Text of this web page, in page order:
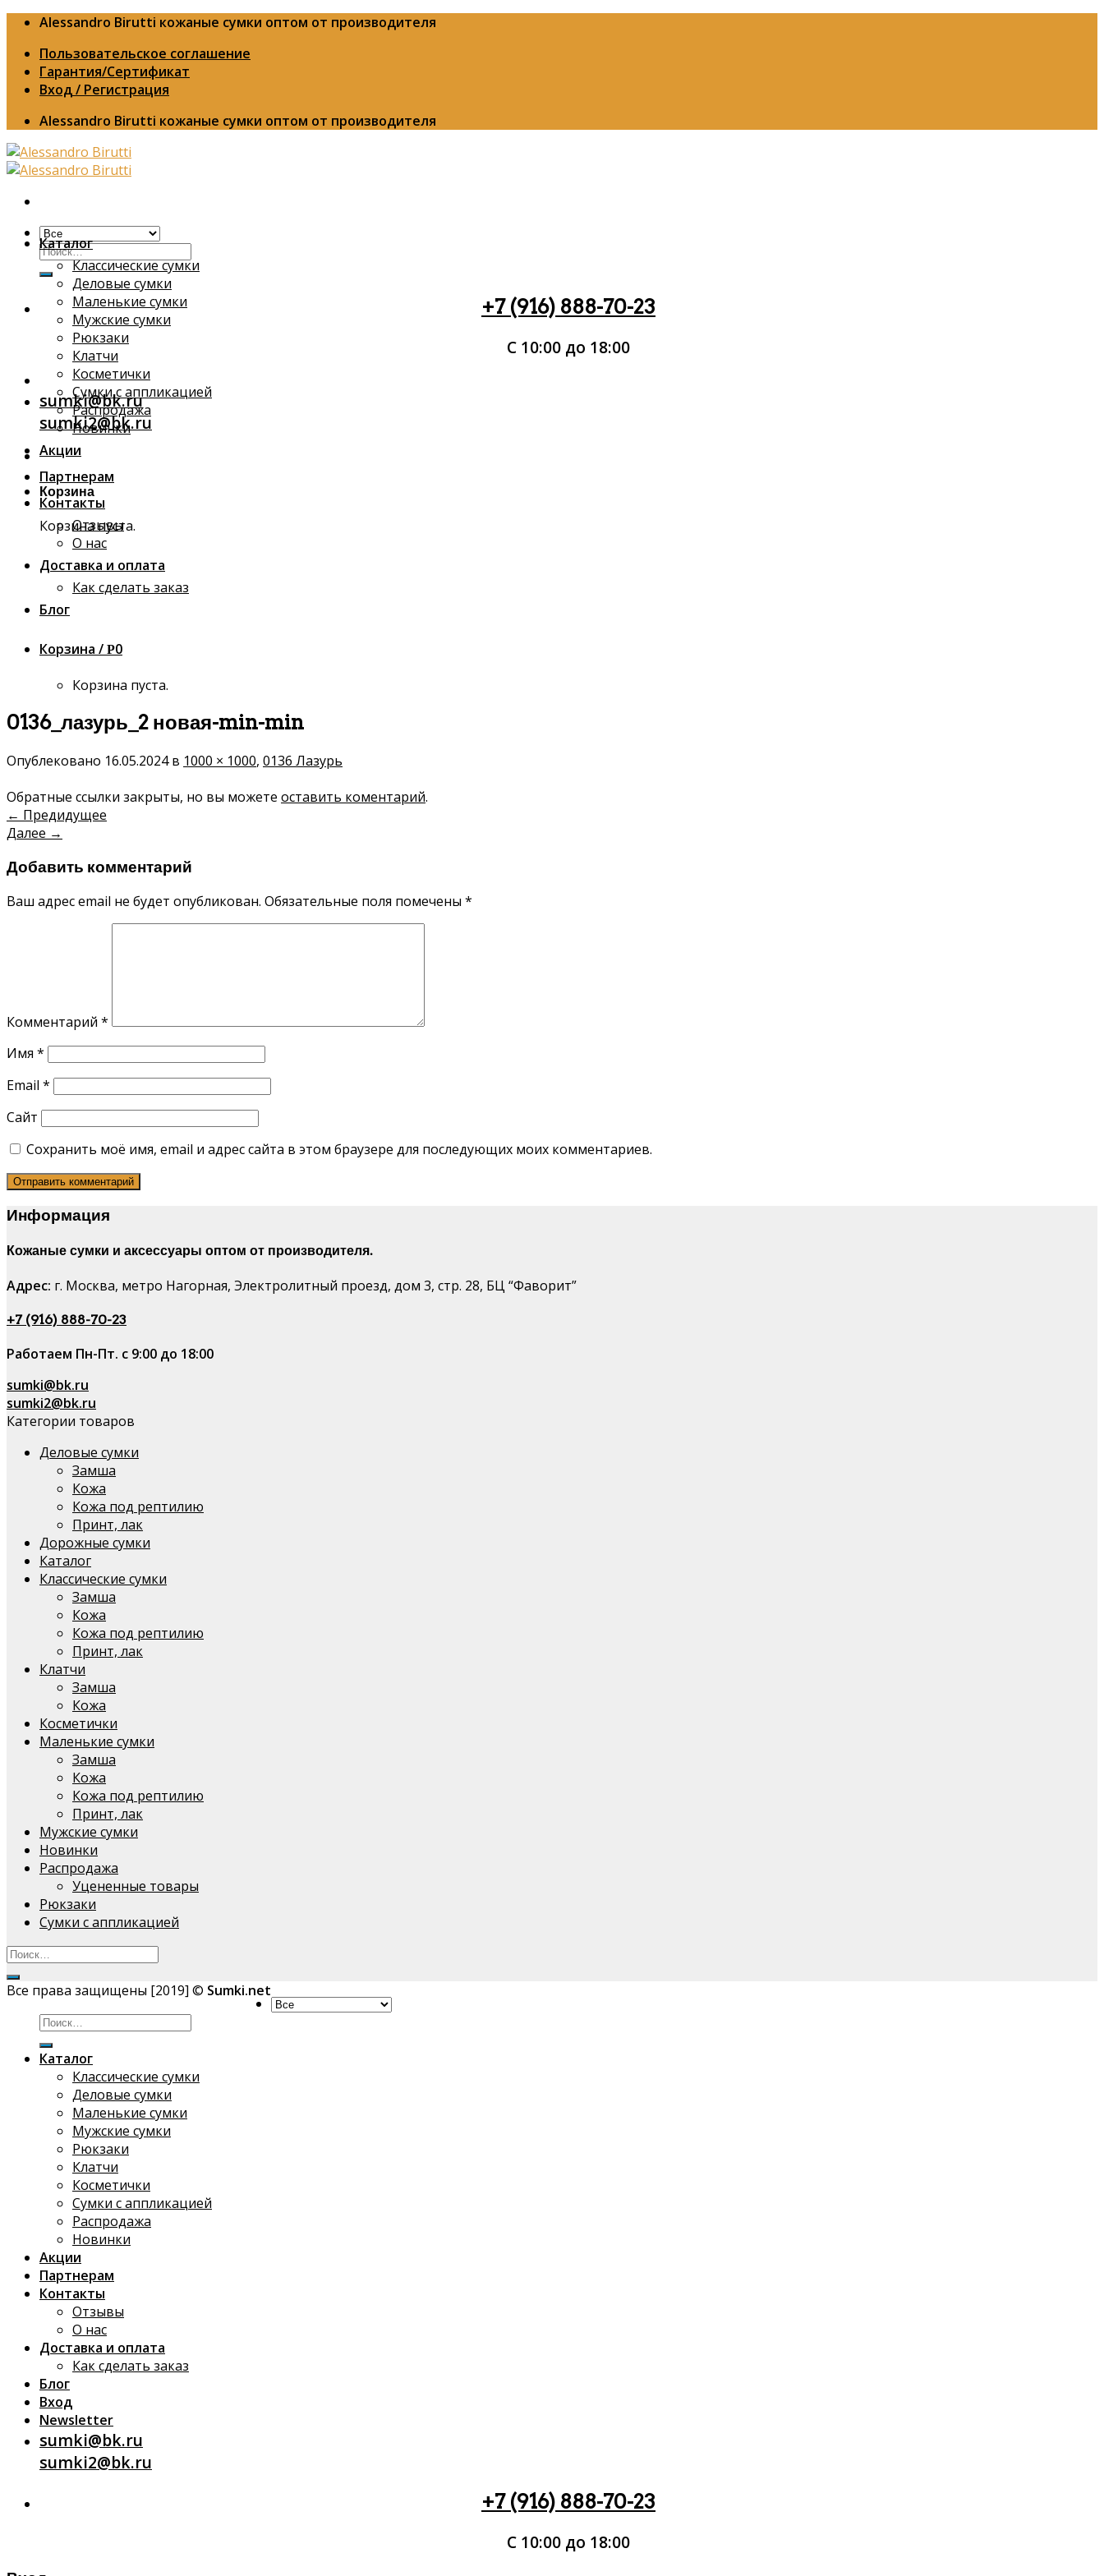
Skip
content
Alessandro Birutti кожаные сумки оптом от производителя
Пользовательское соглашение
Гарантия/Сертификат
Вход / Регистрация
Alessandro Birutti кожаные сумки оптом от производителя
Искать:
+7 (916) 888-70-23
С 10:00 до 18:00
sumki@bk.ru
sumki2@bk.ru
Корзина
Корзина пуста.
Каталог
Классические сумки
Деловые сумки
Маленькие сумки
Мужские сумки
Рюкзаки
Клатчи
Косметички
Сумки с аппликацией
Распродажа
Новинки
Акции
Партнерам
Контакты
Отзывы
О нас
Доставка и оплата
Как сделать заказ
Блог
Корзина / Р0
Корзина пуста.
0136_лазурь_2 новая-min-min
Опублековано 16.05.2024в 1000 × 1000, 0136 Лазурь
Обратные ссылки закрыты, но вы можете оставить коментарий.
← Предидущее
Далее →
Добавить комментарий
Ваш адрес email не будет опубликован. Обязательные поля помечены *
Комментарий *
Имя *
Email *
Сайт
Сохранить моё имя, email и адрес сайта в этом браузере для последующих моих комментариев.
Информация
Кожаные сумки и аксессуары оптом от производителя.
Адрес: г. Москва, метро Нагорная, Электролитный проезд, дом 3, стр. 28, БЦ “Фаворит”
+7 (916) 888-70-23
Работаем Пн-Пт. с 9:00 до 18:00
sumki@bk.ru
sumki2@bk.ru
Категории товаров
Деловые сумки
Замша
Кожа
Кожа под рептилию
Принт, лак
Дорожные сумки
Каталог
Классические сумки
Замша
Кожа
Кожа под рептилию
Принт, лак
Клатчи
Замша
Кожа
Косметички
Маленькие сумки
Замша
Кожа
Кожа под рептилию
Принт, лак
Мужские сумки
Новинки
Распродажа
Уцененные товары
Рюкзаки
Сумки с аппликацией
Все права защищены [2019] © Sumki.net
Искать:
Каталог
Классические сумки
Деловые сумки
Маленькие сумки
Мужские сумки
Рюкзаки
Клатчи
Косметички
Сумки с аппликацией
Распродажа
Новинки
Акции
Партнерам
Контакты
Отзывы
О нас
Доставка и оплата
Как сделать заказ
Блог
Вход
Newsletter
sumki@bk.ru
sumki2@bk.ru
+7 (916) 888-70-23
С 10:00 до 18:00